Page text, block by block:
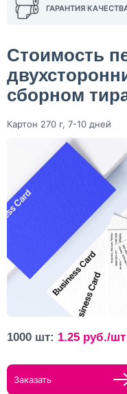
ГАРАНТИЯ
Стоимость
сборном
Картон 270 г, 7-10 дней
1000 шт: 1.25 руб./шт
Заказать